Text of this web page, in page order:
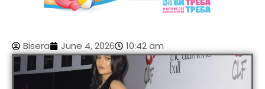
Bisera June 4, 2026 10:42 am